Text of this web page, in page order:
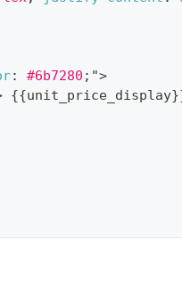
: #6b7280 ; ">